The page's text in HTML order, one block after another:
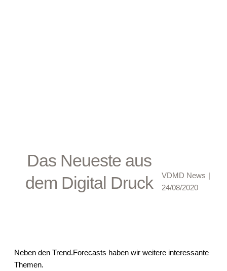
Das Neueste aus
dem Digital Druck
VDMD News |
24/08/2020
Neben den Trend.Forecasts haben wir weitere interessante
Themen.